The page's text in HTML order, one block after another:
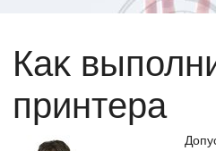
Каκ
принтера